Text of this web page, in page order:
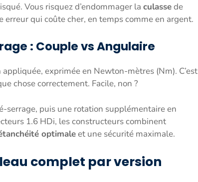
Vous risquez d’endommager la culassede
erreur qui coûte cher, en temps comme en argent.
: Couple vs Angulaire
appliquée, exprimée en Newton-mètres (Nm). C’est
chose correctement. Facile, non ?
serrage, puis une rotation supplémentaire en
1.6 HDi, les constructeurs combinent
optimaleet une sécurité maximale.
complet par version